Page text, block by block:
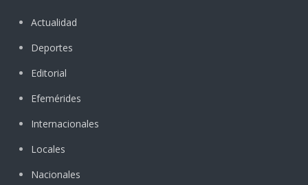
Actualidad
Deportes
Editorial
Efemérides
Internacionales
Locales
Nacionales